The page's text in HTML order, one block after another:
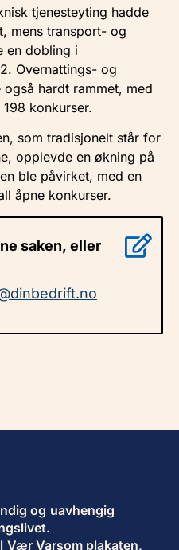
tjenesteyting hadde
mens transport- og
en dobling i
Overnattings- og
hardt rammet, med
konkurser.
som tradisjonelt står for
opplevde en økning på
ble påvirket, med en
åpne konkurser.
saken, eller
og uavhengig
Vær Varsom plakaten,